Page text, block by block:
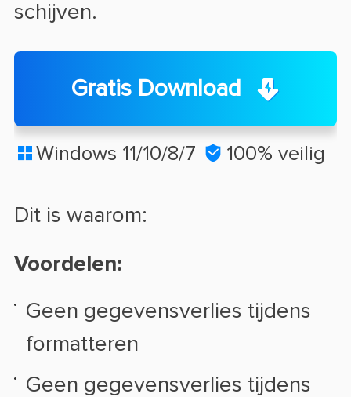
schijven.
Gratis Download
 Windows 11/10/8/7  100% veilig
Dit is waarom:
Voordelen:
Geen gegevensverlies tijdens
formatteren
Geen gegevensverlies tijdens